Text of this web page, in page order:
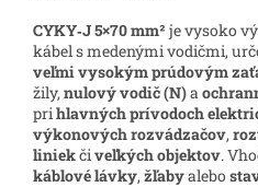
CYKY‑J 5×70 mm² je vysoko
kábel s medenými vodičmi,
veľmi vysokým prúdovým
žily,nulový vodič (N)a
prihlavných prívodoch
výkonových rozvádzačov,
liniekčiveľkých objektov.
káblové lávky,žľabyalebo